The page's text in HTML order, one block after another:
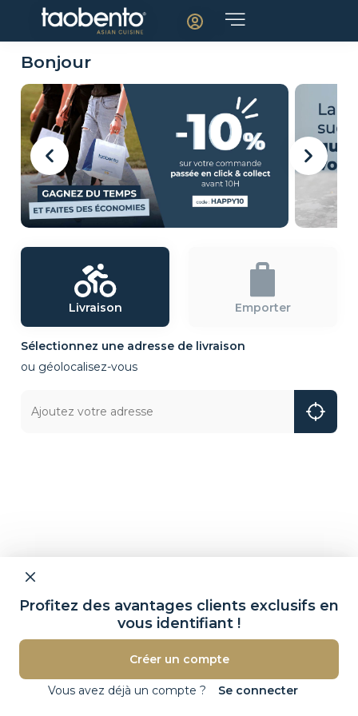
Bonjour
Livraison Emporter
Sélectionnez une adresse de livraison
ou géolocalisez-vous
Ajoutez votre adresse
Profitez des avantages clients exclusifs en
vous identifiant !
Créer un compte
Vous avez déjà un compte ? Se connecter